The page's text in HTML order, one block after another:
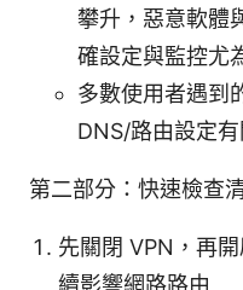
攀升，惡意軟體
確設定與監控尤
多數使用者遇到
DNS/路由設定有
第二部分：快速檢查
先關閉 VPN，再
續影響網路路由